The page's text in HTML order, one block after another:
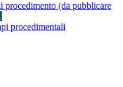
procedimento (da pubblicare
procedimentali